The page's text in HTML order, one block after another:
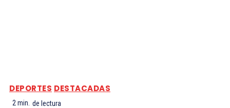
DEPORTES DESTACADAS
2min. de lectura